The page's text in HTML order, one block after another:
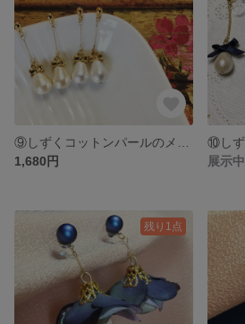
1,680円
展示中
残り1点